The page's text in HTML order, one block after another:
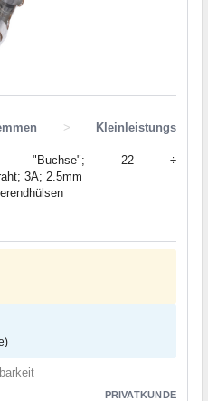
>
Kleinleistungs
"Buchse"; 22 ÷
3A; 2.5mm
PRIVATKUNDE